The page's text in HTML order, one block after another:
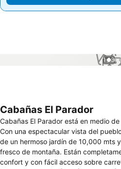
1 / 3
Cabañas El Parador
Cabañas El Parador está en medio
Con una espectacular vista del
de un hermoso jardín de 10,000 mts
fresco de montaña. Están
confort y con fácil acceso sobre carretera